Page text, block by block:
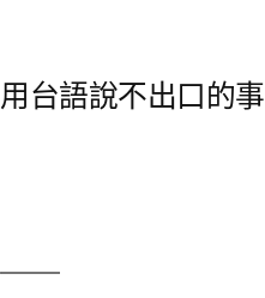
用台語說不出口的事